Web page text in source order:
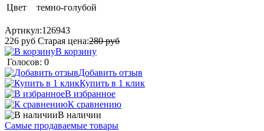
Цвет
темно-голубой
Артикул:126943
226 руб Старая цена:280руб
В корзину
Голосов: 0
Добавить отзыв
Купить в 1 клик
В избранное
К сравнению
В наличии
Самые продаваемые товары